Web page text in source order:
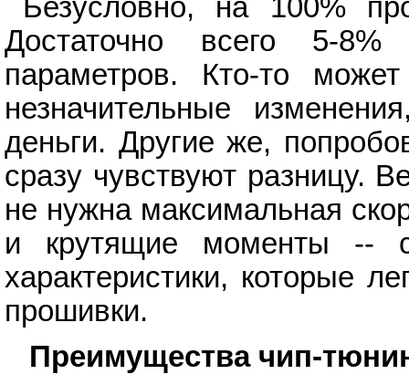
Безусловно, на 100%
Достаточно всего 5-
параметров. Кто-то
незначительные
деньги. Другие же,
сразу чувствуют разницу.
не нужна максимальная
и крутящие моменты --
характеристики, которые
прошивки.
Преимущества чип-